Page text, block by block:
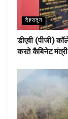
देहरादून
डीएवी (पीजी)
करते कैबिनेट